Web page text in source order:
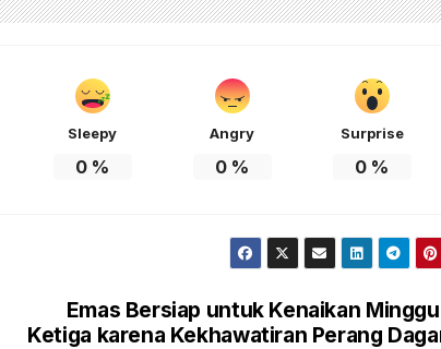
Sleepy
0 %
Angry
0 %
Surprise
0 %
Emas Bersiap untuk Kenaikan
Ketiga karena Kekhawatiran Perang